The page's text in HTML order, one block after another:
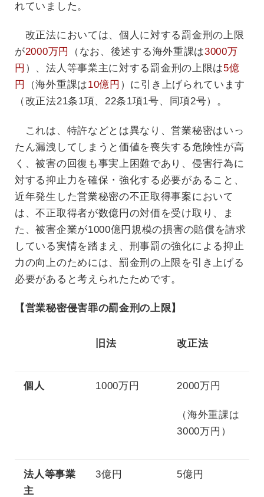
れていました。
改正法においては、個人に対する罰金刑の上限
が2000万円 （なお、後述する海外重課は3000万
円 ）、法人等事業主に対する罰金刑の上限は5億
円
（海外重課は10億円 ）に引き上げられています
（改正法21条1項、22条1項1号、同項2号）。
これは、特許などとは異なり、営業秘密はいっ
たん漏洩してしまうと価値を喪失する危険性が高
く、被害の回復も事実上困難であり、侵害行為に
対する抑止力を確保・強化する必要があること、
近年発生した営業秘密の不正取得事案において
は、不正取得者が数億円の対価を受け取り、ま
た、被害企業が1000億円規模の損害の賠償を請求
している実情を踏まえ、刑事罰の強化による抑止
力の向上のためには、罰金刑の上限を引き上げる
必要があると考えられたためです。
【営業秘密侵害罪の罰金刑の上限】
旧法 改正法
個人 1000万円 2000万円
（海外重課は
3000万円）
法人等事業
主
3億円 5億円